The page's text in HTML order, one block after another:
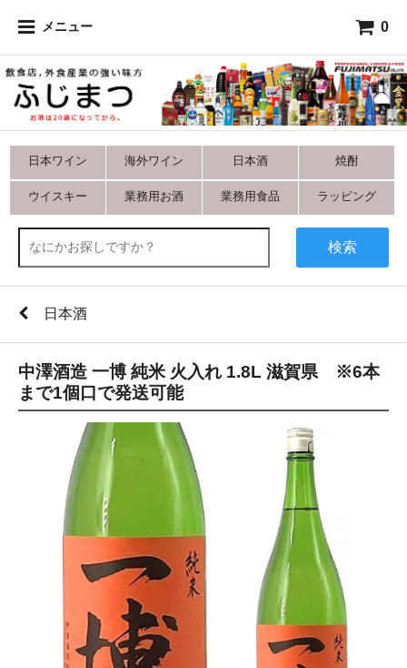
メニュー 0
日本ワイン 海外ワイン 日本酒 焼酎
ウイスキー 業務用お酒 業務用食品 ラッピング
検索
日本酒
中澤酒造 一博 純米 火入れ 1.8L 滋賀県 ※6本
まで1個口で発送可能